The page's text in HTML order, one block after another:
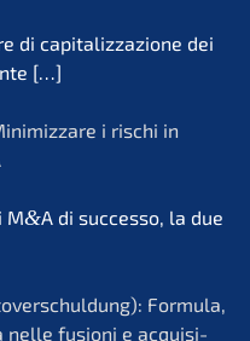
di capita­liz­za­zio­ne dei
[…]
i rischi in
M&A di succes­so, la due
Formu­la,
nelle fusio­ni e acqui­si­